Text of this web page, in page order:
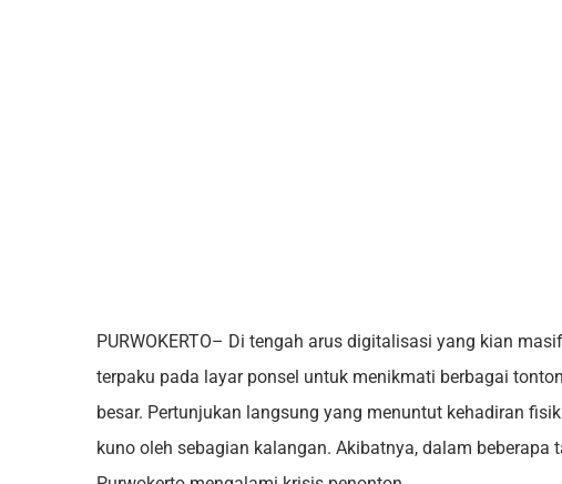
PURWOKERTO– Di tengah arus digitalisasi yang kian
terpaku pada layar ponsel untuk menikmati berbagai
besar. Pertunjukan langsung yang menuntut kehadiran
kuno oleh sebagian kalangan. Akibatnya, dalam beberapa